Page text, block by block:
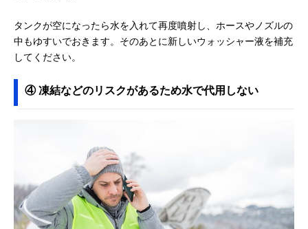
タンクが空になったら水を入れて再度噴射し、ホースやノズルの
中もゆすいでおきます。そのあとに新しいウォッシャー液を補充
してください。
④ 凍結などのリスクがあるため水で代用しない